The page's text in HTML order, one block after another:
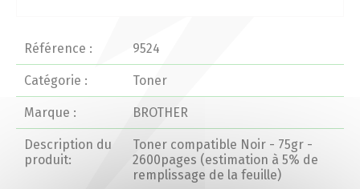
Produits
Professionnels
Référence : 9524
Catégorie : Toner
Marque : BROTHER
Description du
produit:
Toner compatible Noir - 75gr -
2600pages (estimation à 5% de
remplissage de la feuille)